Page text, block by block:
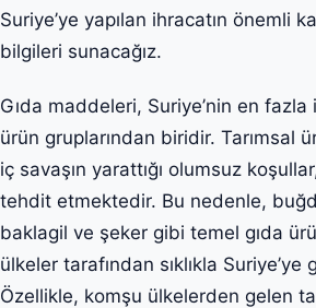
Suriye’ye yapılan ihracatın önemli
bilgileri sunacağız.
Gıda maddeleri, Suriye’nin en
ürün gruplarından biridir. Tarımsal
iç savaşın yarattığı olumsuz
tehdit etmektedir. Bu nedenle,
baklagil ve şeker gibi temel gıda
ülkeler tarafından sıklıkla
Özellikle, komşu ülkelerden gelen